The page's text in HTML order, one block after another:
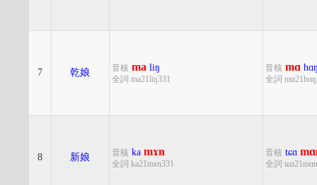
7 乾娘 音核 ma liŋ
全詞 ma21liŋ331
音核 mɑ
全詞
8 新娘 音核 ka mɤn
全詞 ka21mɤn331
音核 tɕɑ
全詞